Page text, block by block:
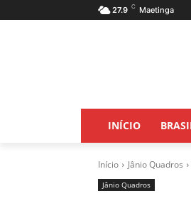
27.9 C Maetinga
INÍCIO
Início Jânio Quadros
Jânio Quadros